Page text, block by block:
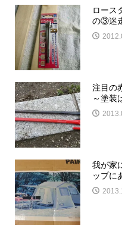
ロース
の③迷
注目の
～塗装
我が家
ップに